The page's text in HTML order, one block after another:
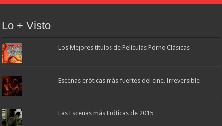
Lo + Visto
Los Mejores títulos de Películas Porno Clásicas
Escenas eróticas más fuertes del cine. Irreversible
Las Escenas más Eróticas de 2015